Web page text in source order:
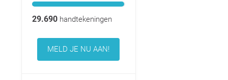
29.690handtekeningen
MELD JE NU AAN!